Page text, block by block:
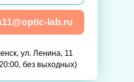
ул. Ленина, 11
без выходных)
lab.ru